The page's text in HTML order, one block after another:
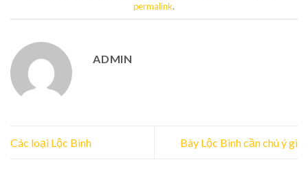
permalink.
ADMIN
Các loại Lộc Bình Bày Lộc Bình cần chú ý gì